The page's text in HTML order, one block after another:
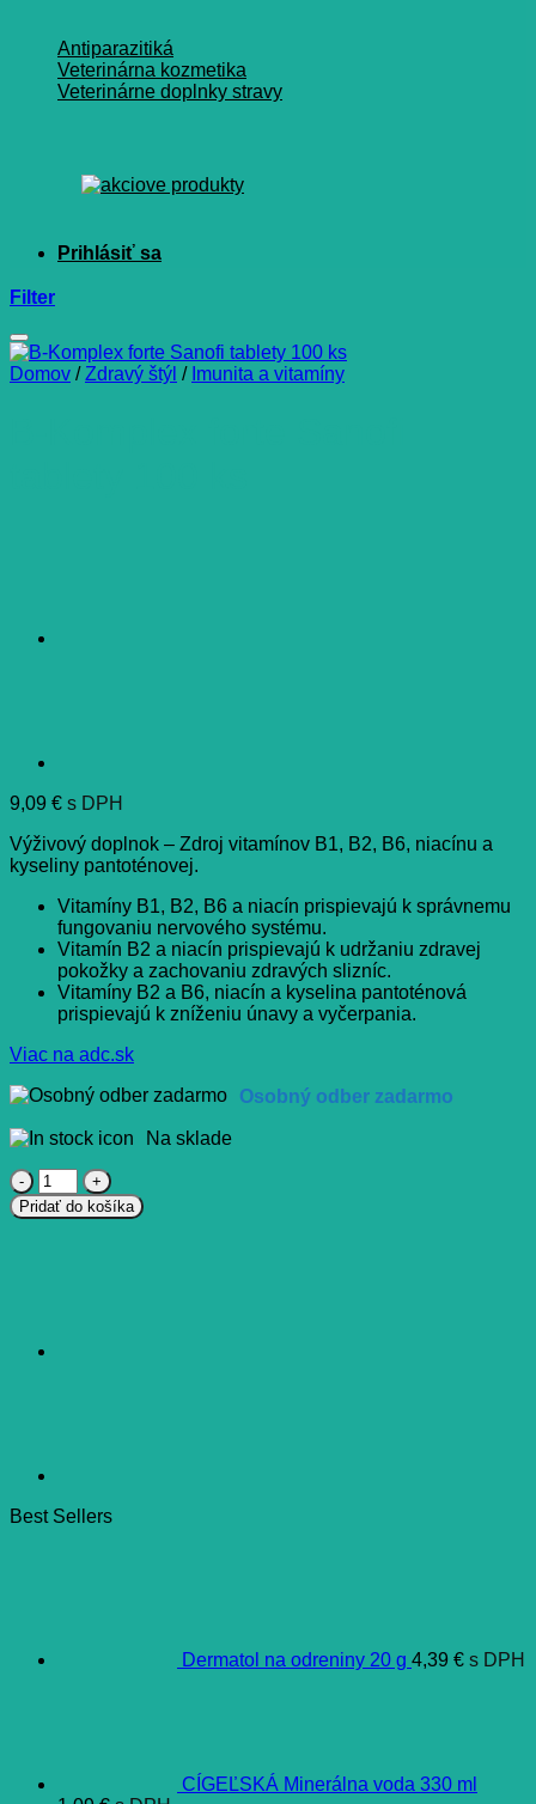
Antiparazitiká
Veterinárna kozmetika
Veterinárne doplnky stravy
Filter
Domov / Zdravý štýl / Imunita a vitamíny
9,09 € s DPH
Výživový doplnok – Zdroj vitamínov B1, B2, B6, niacínu a
kyseliny pantoténovej.
Vitamíny B1, B2, B6 a niacín prispievajú k správnemu
fungovaniu nervového systému.
Vitamín B2 a niacín prispievajú k udržaniu zdravej
pokožky a zachovaniu zdravých slizníc.
Vitamíny B2 a B6, niacín a kyselina pantoténová
prispievajú k zníženiu únavy a vyčerpania.
Viac na adc.sk
Osobný odber zadarmo
Na sklade
množstvo
B-
Komplex
Pridať do košíka
Best Sellers
Dermatol na odreniny 20 g 4,39 € s DPH
CÍGEĽSKÁ Minerálna voda 330 ml